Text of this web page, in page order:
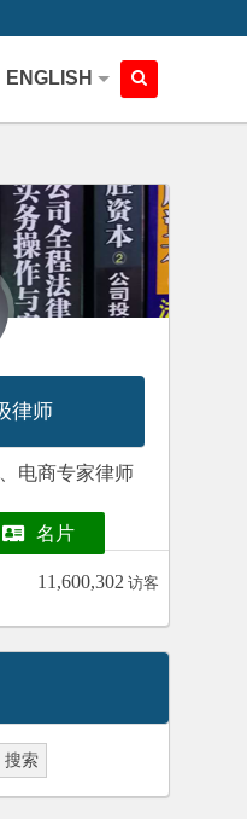
ENGLISH
律师
电商专家律师
名片
11,600,302 访客